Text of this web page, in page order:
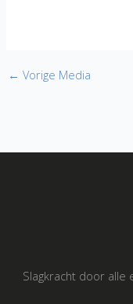
← Vorige Media
Slagkracht door alle